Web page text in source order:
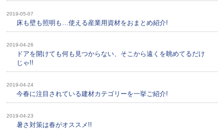
2019-05-07
床も壁も照明も…使える産業用資材をおまとめ紹介!
2019-04-26
ドアを開けても何も見つからない、そこから遠くを眺めてるだけ
じゃ!!
2019-04-24
今春に注目されている建材カテゴリーを一挙ご紹介!
2019-04-23
暑さ対策は春がオススメ!!